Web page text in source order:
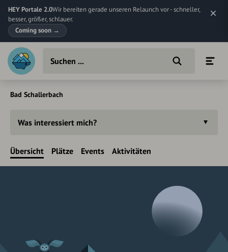
HEY Portale 2.0Wir bereiten gerade unseren Relaunch vor - schneller,
besser, größer, schlauer.
Coming soon →
Bad Schallerbach
Was interessiert mich?
Übersicht Plätze Events Aktivitäten